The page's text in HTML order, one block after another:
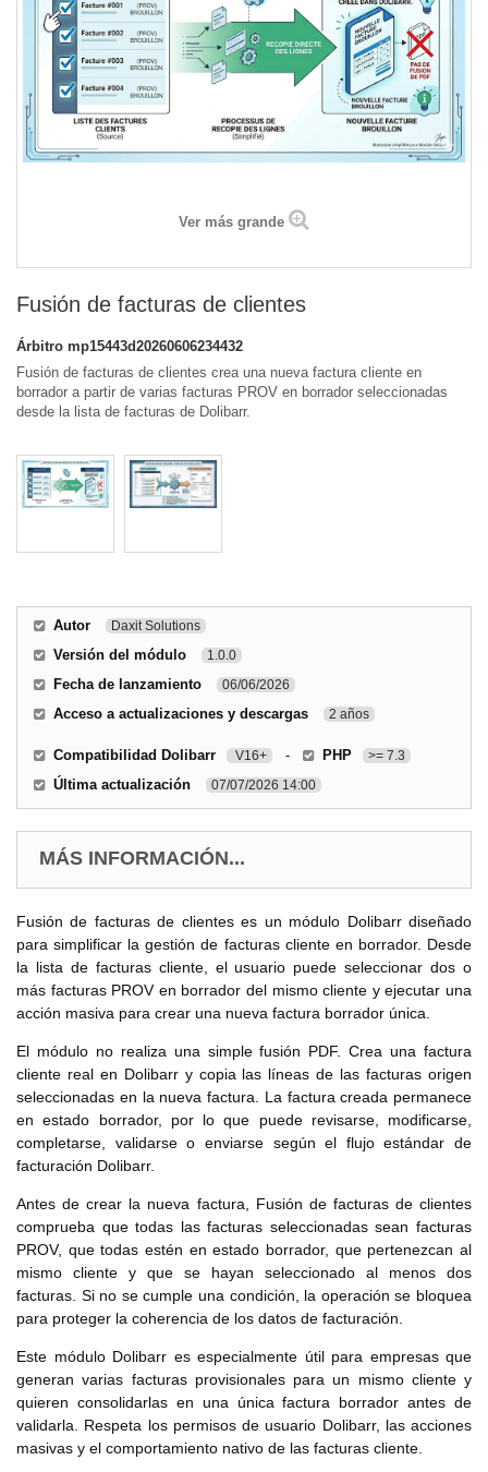
Ver más grande
Fusión de facturas de clientes
Árbitro mp15443d20260606234432
Fusión de facturas de clientes crea una nueva factura cliente en
borrador a partir de varias facturas PROV en borrador seleccionadas
desde la lista de facturas de Dolibarr.
Autor Daxit Solutions
Versión del módulo 1.0.0
Fecha de lanzamiento 06/06/2026
Acceso a actualizaciones y descargas 2 años
Compatibilidad Dolibarr V16+ - PHP >= 7.3
Última actualización 07/07/2026 14:00
MÁS INFORMACIÓN...
Fusión de facturas de clientes es un módulo Dolibarr diseñado
para simplificar la gestión de facturas cliente en borrador. Desde
la lista de facturas cliente, el usuario puede seleccionar dos o
más facturas PROV en borrador del mismo cliente y ejecutar una
acción masiva para crear una nueva factura borrador única.
El módulo no realiza una simple fusión PDF. Crea una factura
cliente real en Dolibarr y copia las líneas de las facturas origen
seleccionadas en la nueva factura. La factura creada permanece
en estado borrador, por lo que puede revisarse, modificarse,
completarse, validarse o enviarse según el flujo estándar de
facturación Dolibarr.
Antes de crear la nueva factura, Fusión de facturas de clientes
comprueba que todas las facturas seleccionadas sean facturas
PROV, que todas estén en estado borrador, que pertenezcan al
mismo cliente y que se hayan seleccionado al menos dos
facturas. Si no se cumple una condición, la operación se bloquea
para proteger la coherencia de los datos de facturación.
Este módulo Dolibarr es especialmente útil para empresas que
generan varias facturas provisionales para un mismo cliente y
quieren consolidarlas en una única factura borrador antes de
validarla. Respeta los permisos de usuario Dolibarr, las acciones
masivas y el comportamiento nativo de las facturas cliente.